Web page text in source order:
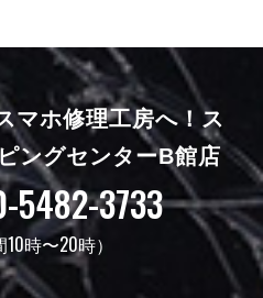
マホ修理工房へ！ ス
ングセンターB館店
5482-3733
10時〜20時）